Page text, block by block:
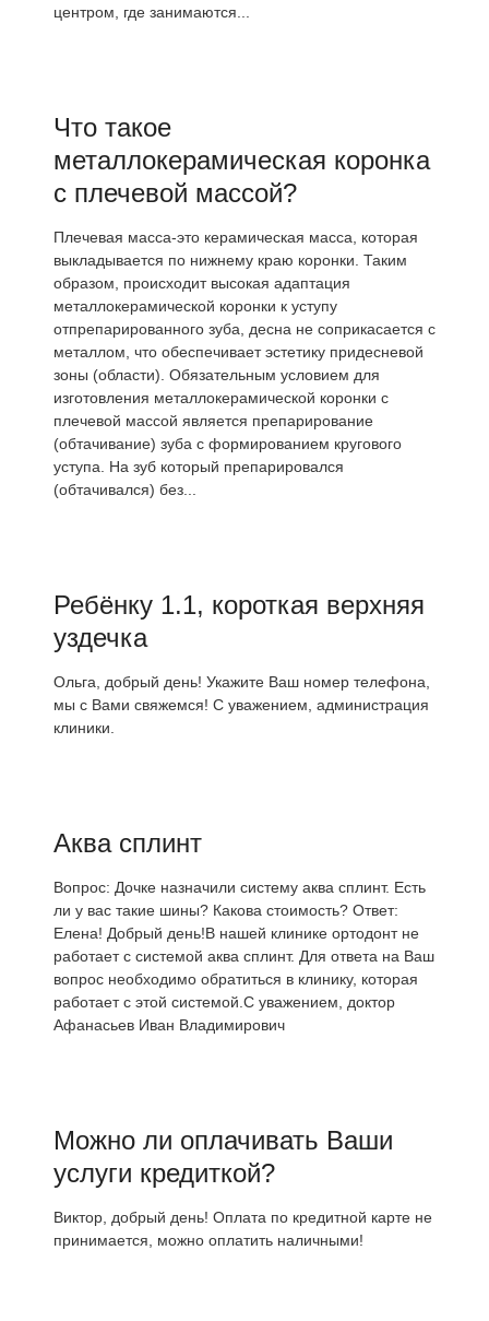
центром, где занимаются...
Что такое
металлокерамическая коронка
с плечевой массой?
Плечевая масса-это керамическая масса, которая
выкладывается по нижнему краю коронки. Таким
образом, происходит высокая адаптация
металлокерамической коронки к уступу
отпрепарированного зуба, десна не соприкасается с
металлом, что обеспечивает эстетику придесневой
зоны (области). Обязательным условием для
изготовления металлокерамической коронки с
плечевой массой является препарирование
(обтачивание) зуба с формированием кругового
уступа. На зуб который препарировался
(обтачивался) без...
Ребёнку 1.1, короткая верхняя
уздечка
Ольга, добрый день! Укажите Ваш номер телефона,
мы с Вами свяжемся! С уважением, администрация
клиники.
Аква сплинт
Вопрос: Дочке назначили систему аква сплинт. Есть
ли у вас такие шины? Какова стоимость? Ответ:
Елена! Добрый день!В нашей клинике ортодонт не
работает с системой аква сплинт. Для ответа на Ваш
вопрос необходимо обратиться в клинику, которая
работает с этой системой.С уважением, доктор
Афанасьев Иван Владимирович
Можно ли оплачивать Ваши
услуги кредиткой?
Виктор, добрый день! Оплата по кредитной карте не
принимается, можно оплатить наличными!